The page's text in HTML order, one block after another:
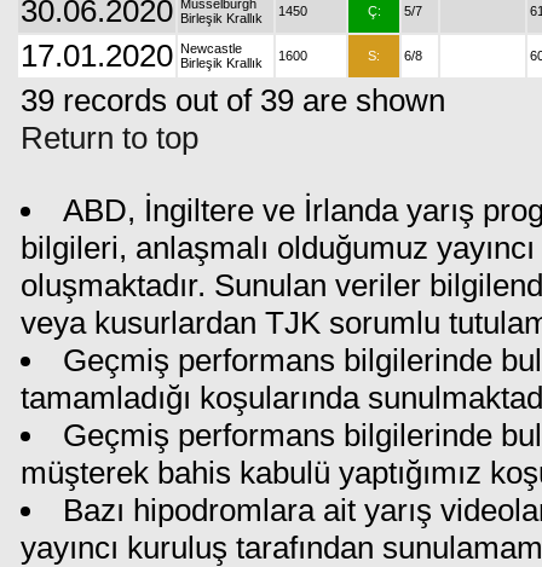
30.06.2020 Musselburgh
Birleşik Krallık
1450 Ç: 5/7
17.01.2020 Newcastle
Birleşik Krallık
1600 S: 6/8
39 records out of 39 are shown
Return to top
ABD, İngiltere ve İrlanda yarış
bilgileri, anlaşmalı olduğumuz
oluşmaktadır. Sunulan veriler
veya kusurlardan TJK sorumlu
Geçmiş performans bilgilerinde
tamamladığı koşularında
Geçmiş performans bilgilerinde
müşterek bahis kabulü yaptığımız
Bazı hipodromlara ait yarış
yayıncı kuruluş tarafından